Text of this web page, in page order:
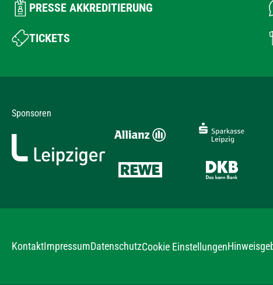
PRESSE AKKREDITIERUNG
TICKETS
Sponsoren
KontaktImpressumDatenschutzCookie Einstellungen